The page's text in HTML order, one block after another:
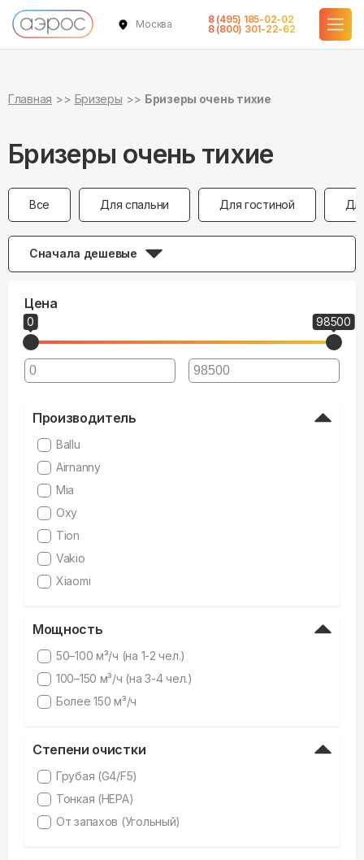
Москва
8 (495) 185-02-02
8 (800) 301-22-62
Главная Бризеры Бризеры очень тихие
Бризеры очень тихие
Все Для спальни Для гостиной
Сначала дешевые
Цена
0 98500
Производитель
Ballu
Airnanny
Mia
Oxy
Tion
Vakio
Xiaomi
Мощность
50–100 м³/ч (на 1-2 чел.)
100–150 м³/ч (на 3-4 чел.)
Более 150 м³/ч
Степени очистки
Грубая (G4/F5)
Тонкая (HEPA)
От запахов (Угольный)